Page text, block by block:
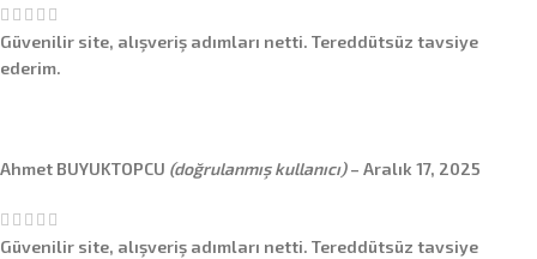
Güvenilir site, alışveriş adımları netti. Tereddütsüz tavsiye
ederim.
Ahmet BUYUKTOPCU (doğrulanmış kullanıcı) – Aralık 17, 2025
Güvenilir site, alışveriş adımları netti. Tereddütsüz tavsiye